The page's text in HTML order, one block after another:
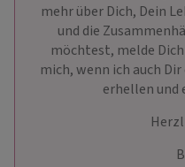
mehr über Dich, Dein
und die
möchtest, melde
mich, wenn ich auch
erhellen und